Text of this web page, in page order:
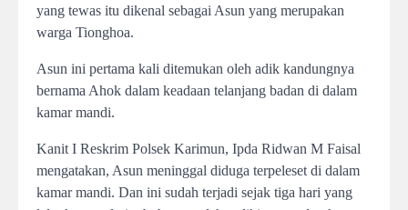
yang tewas itu dikenal sebagai Asun yang merupakan
warga Tionghoa.
Asun ini pertama kali ditemukan oleh adik kandungnya
bernama Ahok dalam keadaan telanjang badan di dalam
kamar mandi.
Kanit I Reskrim Polsek Karimun, Ipda Ridwan M Faisal
mengatakan, Asun meninggal diduga terpeleset di dalam
kamar mandi. Dan ini sudah terjadi sejak tiga hari yang